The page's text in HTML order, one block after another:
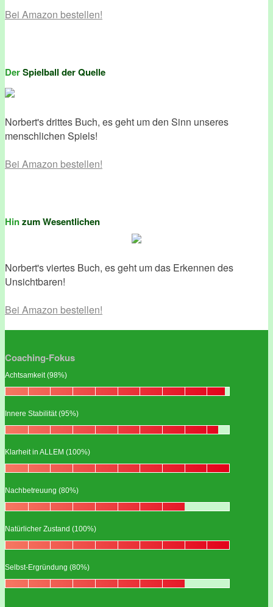
Bei Amazon bestellen!
DerSpielball der Quelle
Norbert's drittes Buch, es geht um den Sinn unseres
menschlichen Spiels!
Bei Amazon bestellen!
Hinzum Wesentlichen
Norbert's viertes Buch, es geht um das Erkennen des
Unsichtbaren!
Bei Amazon bestellen!
Coaching-Fokus
Achtsamkeit (98%)
Innere Stabilität (95%)
Klarheit in ALLEM (100%)
Nachbetreuung (80%)
Natürlicher Zustand (100%)
Selbst-Ergründung (80%)